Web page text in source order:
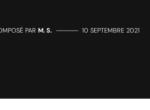
PAR M. S. ————— 10 SEPTEMBRE 2021